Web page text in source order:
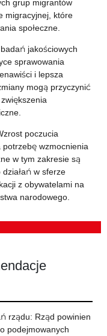
grup migrantów
migracyjnej, które
społeczne.
jakościowych
sprawowania
i lepsza
mogą przyczynić
poczucia
wzmocnienia
w tym zakresie są
w sferze
z obywatelami na
narodowego.
rządu: Rząd powinien
podejmowanych